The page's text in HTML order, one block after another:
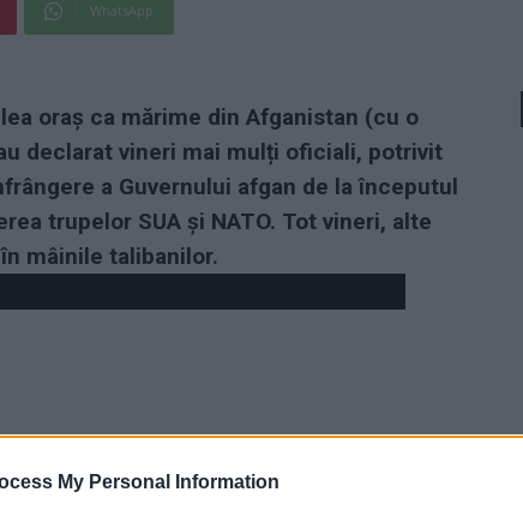
My Personal Information
WhatsApp
oraș ca mărime din Afganistan (cu o
declarat vineri mai mulți oficiali, potrivit
a Guvernului afgan de la începutul
trupelor SUA și NATO. Tot vineri, alte
mâinile talibanilor.